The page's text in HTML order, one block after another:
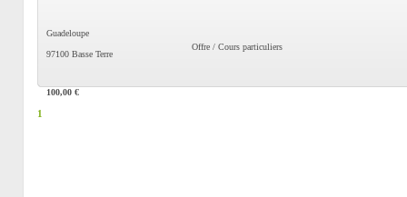
Guadeloupe
97100 Basse Terre
100,00 €
Offre / Cours particuliers
1